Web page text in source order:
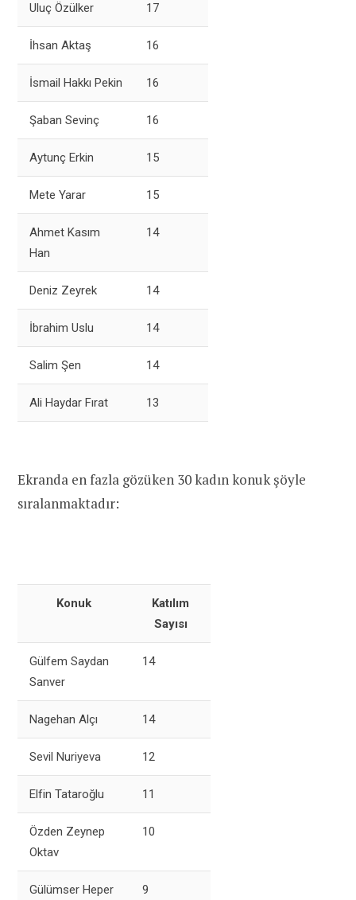
Uluç Özülker 17
İhsan Aktaş 16
İsmail Hakkı Pekin 16
Şaban Sevinç 16
Aytunç Erkin 15
Mete Yarar 15
Ahmet Kasım
Han
14
Deniz Zeyrek 14
İbrahim Uslu 14
Salim Şen 14
Ali Haydar Fırat 13
Ekranda en fazla gözüken 30 kadın konuk şöyle
sıralanmaktadır:
Konuk
Katılım
Sayısı
Gülfem Saydan
Sanver
14
Nagehan Alçı 14
Sevil Nuriyeva 12
Elfin Tataroğlu 11
Özden Zeynep
Oktav
10
Gülümser Heper 9